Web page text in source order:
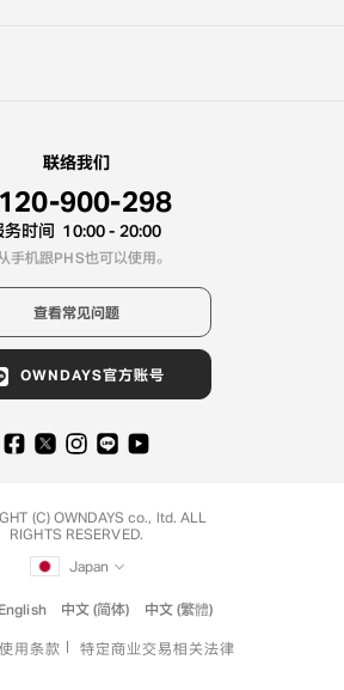
联络我们
900-298
务时间 10:00 - 20:00
从手机跟PHS也可以使用。
查看常见问题
OWNDAYS官方账号
(C) OWNDAYS co., ltd. ALL
RIGHTS RESERVED.
Japan
English 中文 (简体) 中文 (繁體)
使用条款 特定商业交易相关法律